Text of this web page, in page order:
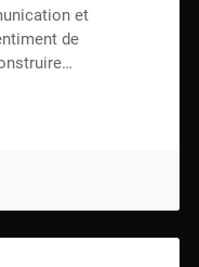
et
de